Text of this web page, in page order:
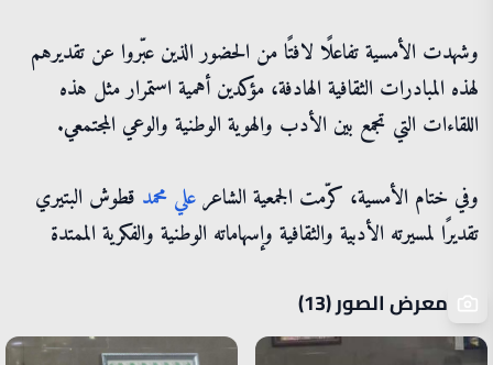
وشهدت الأمسية تفاعلًا لافتًا من الحضور الذين عبّروا عن تقديرهم
لهذه المبادرات الثقافية الهادفة، مؤكدين أهمية استمرار مثل هذه
اللقاءات التي تجمع بين الأدب والهوية الوطنية والوعي المجتمعي.
وفي ختام الأمسية، كرّمت الجمعية الشاعرعلي محمد قطوش البتيري
تقديرًا لمسيرته الأدبية والثقافية وإسهاماته الوطنية والفكرية الممتدة
معرض الصور (13)